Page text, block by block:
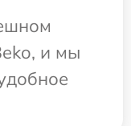
и мы